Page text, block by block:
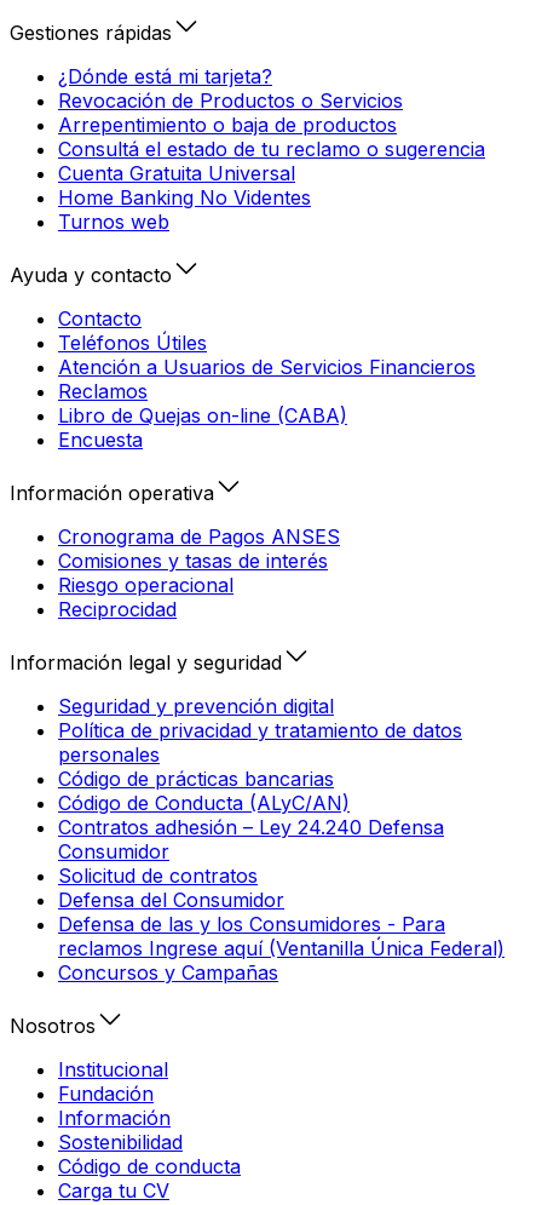
Gestiones rápidas
¿Dónde está mi tarjeta?
Revocación de Productos o Servicios
Arrepentimiento o baja de productos
Consultá el estado de tu reclamo o sugerencia
Cuenta Gratuita Universal
Home Banking No Videntes
Turnos web
Ayuda y contacto
Contacto
Teléfonos Útiles
Atención a Usuarios de Servicios Financieros
Reclamos
Libro de Quejas on-line (CABA)
Encuesta
Información operativa
Cronograma de Pagos ANSES
Comisiones y tasas de interés
Riesgo operacional
Reciprocidad
Información legal y seguridad
Seguridad y prevención digital
Política de privacidad y tratamiento de datos
personales
Código de prácticas bancarias
Código de Conducta (ALyC/AN)
Contratos adhesión – Ley 24.240 Defensa
Consumidor
Solicitud de contratos
Defensa del Consumidor
Defensa de las y los Consumidores - Para
reclamos Ingrese aquí (Ventanilla Única Federal)
Concursos y Campañas
Nosotros
Institucional
Fundación
Información
Sostenibilidad
Código de conducta
Carga tu CV